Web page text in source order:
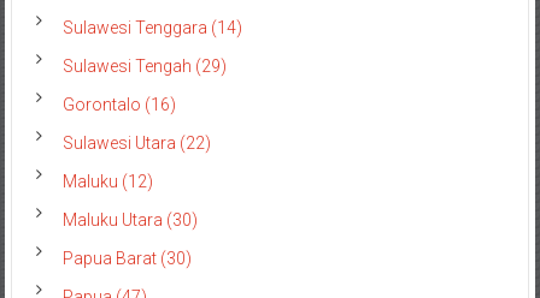
Sulawesi Tenggara (14)
Sulawesi Tengah (29)
Gorontalo (16)
Sulawesi Utara (22)
Maluku (12)
Maluku Utara (30)
Papua Barat (30)